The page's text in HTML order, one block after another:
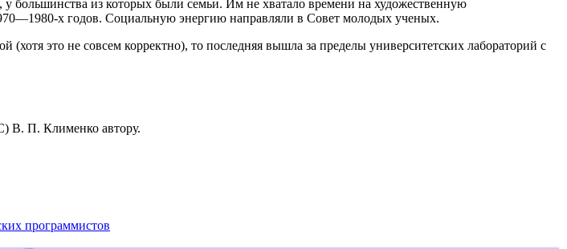
у большинства из которых были семьи. Им не хватало времени на художественную
х годов. Социальную энергию направляли в Совет молодых ученых.
это не совсем корректно), то последняя вышла за пределы университетских лабораторий с
В. П. Клименко автору.
программистов